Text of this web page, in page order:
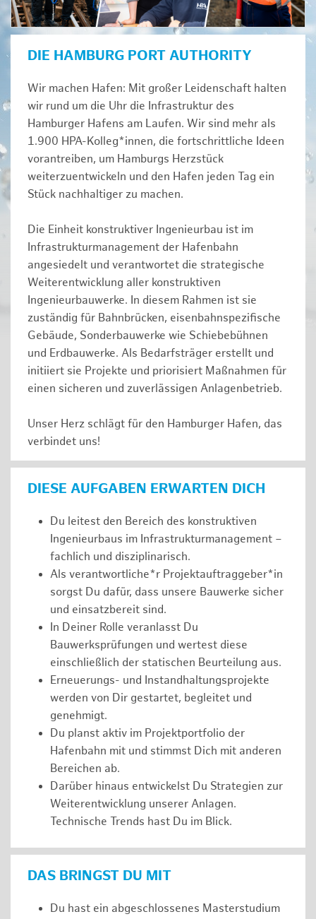
DIE HAMBURG PORT AUTHORITY
Wir machen Hafen: Mit großer Leidenschaft halten
wir rund um die Uhr die Infrastruktur des
Hamburger Hafens am Laufen. Wir sind mehr als
1.900 HPA-Kolleg*innen, die fortschrittliche Ideen
vorantreiben, um Hamburgs Herzstück
weiterzuentwickeln und den Hafen jeden Tag ein
Stück nachhaltiger zu machen.
Die Einheit konstruktiver Ingenieurbau ist im
Infrastrukturmanagement der Hafenbahn
angesiedelt und verantwortet die strategische
Weiterentwicklung aller konstruktiven
Ingenieurbauwerke. In diesem Rahmen ist sie
zuständig für Bahnbrücken, eisenbahnspezifische
Gebäude, Sonderbauwerke wie Schiebebühnen
und Erdbauwerke. Als Bedarfsträger erstellt und
initiiert sie Projekte und priorisiert Maßnahmen für
einen sicheren und zuverlässigen Anlagenbetrieb.
Unser Herz schlägt für den Hamburger Hafen, das
verbindet uns!
DIESE AUFGABEN ERWARTEN DICH
Du leitest den Bereich des konstruktiven
Ingenieurbaus im Infrastrukturmanagement –
fachlich und disziplinarisch.
Als verantwortliche*r Projektauftraggeber*in
sorgst Du dafür, dass unsere Bauwerke sicher
und einsatzbereit sind.
In Deiner Rolle veranlasst Du
Bauwerksprüfungen und wertest diese
einschließlich der statischen Beurteilung aus.
Erneuerungs- und Instandhaltungsprojekte
werden von Dir gestartet, begleitet und
genehmigt.
Du planst aktiv im Projektportfolio der
Hafenbahn mit und stimmst Dich mit anderen
Bereichen ab.
Darüber hinaus entwickelst Du Strategien zur
Weiterentwicklung unserer Anlagen.
Technische Trends hast Du im Blick.
DAS BRINGST DU MIT
Du hast ein abgeschlossenes Masterstudium